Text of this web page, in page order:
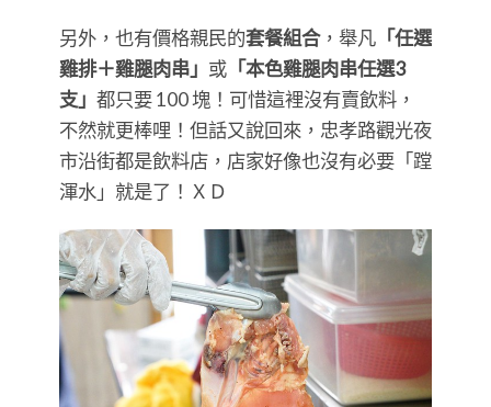
另外，也有價格親民的套餐組合，舉凡 「任選
雞排＋雞腿肉串」 或 「本色雞腿肉串任選3
支」 都只要 100 塊！可惜這裡沒有賣飲料，
不然就更棒哩！但話又說回來，忠孝路觀光夜
市沿街都是飲料店，店家好像也沒有必要「蹚
渾水」就是了！ＸＤ